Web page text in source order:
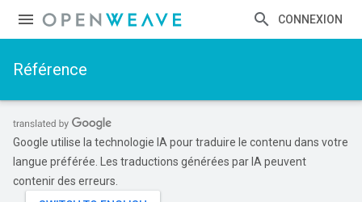
CONNEXION
Référence
Google utilise la technologie IA pour traduire le contenu dans votre
langue préférée. Les traductions générées par IA peuvent
contenir des erreurs.